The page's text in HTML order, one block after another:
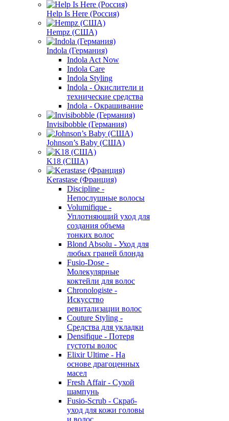
Help Is Here (Россия)
Hempz (США)
Indola (Германия)
Indola Act Now
Indola Care
Indola Styling
Indola - Окислители и
технические средства
Indola - Окрашивание
Invisibobble (Германия)
Johnson’s Baby (США)
K18 (США)
Kerastase (Франция)
Discipline -
Непослушные волосы
Volumifique -
Уплотняющий уход для
создания объема
тонких волос
Blond Absolu - Уход для
любых граней блонда
Fusio-Dose -
Молекулярные
коктейли для волос
Chronologiste -
Искусство
ревитализации волос
Couture Styling -
Средства для укладки
Densifique - Потеря
густоты волос
Elixir Ultime - На
основе драгоценных
масел
Fresh Affair - Сухой
шампунь
Fusio-Scrub - Скраб-
уход для кожи головы
и волос